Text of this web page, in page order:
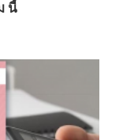
นี้